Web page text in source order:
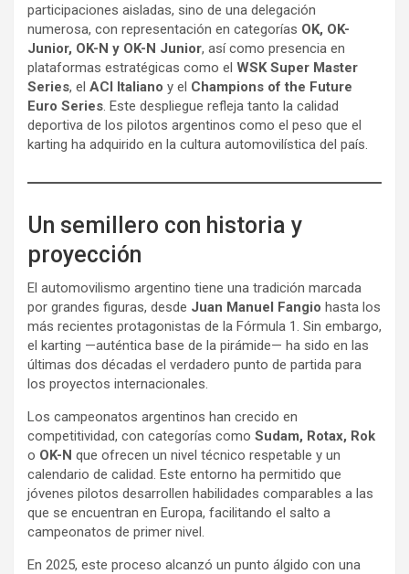
participaciones aisladas, sino de una delegación
numerosa, con representación en categorías OK, OK-
Junior, OK-N y OK-N Junior, así como presencia en
plataformas estratégicas como el WSK Super Master
Series, el ACI Italiano y el Champions of the Future
Euro Series. Este despliegue refleja tanto la calidad
deportiva de los pilotos argentinos como el peso que el
karting ha adquirido en la cultura automovilística del país.
Un semillero con historia y
proyección
El automovilismo argentino tiene una tradición marcada
por grandes figuras, desde Juan Manuel Fangio hasta los
más recientes protagonistas de la Fórmula 1. Sin embargo,
el karting —auténtica base de la pirámide— ha sido en las
últimas dos décadas el verdadero punto de partida para
los proyectos internacionales.
Los campeonatos argentinos han crecido en
competitividad, con categorías como Sudam, Rotax, Rok
o OK-N que ofrecen un nivel técnico respetable y un
calendario de calidad. Este entorno ha permitido que
jóvenes pilotos desarrollen habilidades comparables a las
que se encuentran en Europa, facilitando el salto a
campeonatos de primer nivel.
En 2025, este proceso alcanzó un punto álgido con una